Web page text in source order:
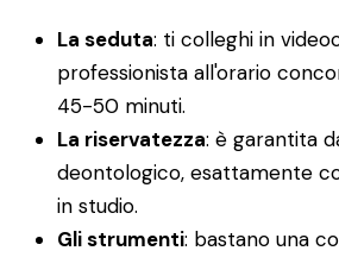
La seduta: ti colleghi in
professionista all'orario
45-50 minuti.
La riservatezza: è garantita
deontologico, esattamente
in studio.
Gli strumenti: bastano una